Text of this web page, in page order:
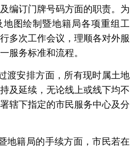
编订门牌号码方面的职责。为
图绘制暨地籍局各项重组工
多次工作会议，理顺各对外服
服务标准和流程。
渡安排方面，所有现时属土地
及延续，无论线上或线下均不
辖下指定的市民服务中心及分
地籍局的手续方面，市民若在